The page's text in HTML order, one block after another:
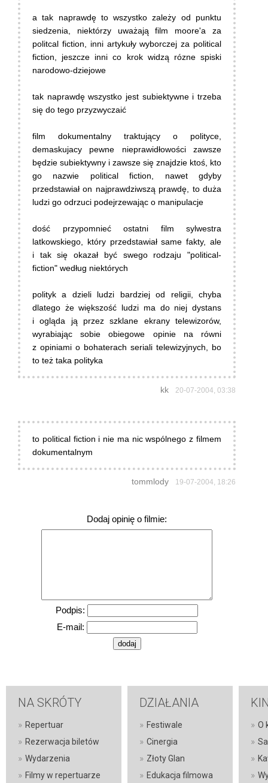
a tak naprawdę to wszystko zależy od punktu
siedzenia, niektórzy uważają film moore'a za
politcal fiction, inni artykuły wyborczej za political
fiction, jeszcze inni co krok widzą rózne spiski
narodowo-dziejowe
tak naprawdę wszystko jest subiektywne i trzeba
się do tego przyzwyczaić
film dokumentalny traktujący o polityce,
demaskujacy pewne nieprawidłowości zawsze
będzie subiektywny i zawsze się znajdzie ktoś, kto
go nazwie political fiction, nawet gdyby
przedstawiał on najprawdziwszą prawdę, to duża
ludzi go odrzuci podejrzewając o manipulacje
dość przypomnieć ostatni film sylwestra
latkowskiego, który przedstawiał same fakty, ale
i tak się okazał być swego rodzaju "political-
fiction" według niektórych
polityk a dzieli ludzi bardziej od religii, chyba
dlatego że większość ludzi ma do niej dystans
i ogląda ją przez szklane ekrany telewizorów,
wyrabiając sobie obiegowe opinie na równi
z opiniami o bohaterach seriali telewizyjnych, bo
to też taka polityka
kk 20-07-2004, 03:38
to political fiction i nie ma nic wspólnego z filmem
dokumentalnym
tommlody 19-07-2004, 18:26
Dodaj opinię o filmie:
Podpis:
E-mail:
NA SKRÓTY
» Repertuar
» Rezerwacja biletów
» Wydarzenia
» Filmy w repertuarze
DZIAŁANIA
» Festiwale
» Cinergia
» Złoty Glan
» Edukacja filmowa
» O
»
»
»